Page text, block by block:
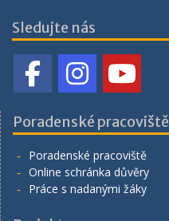
Sledujte nás
Poradenské pracoviště
Poradenské pracoviště
Online schránka důvěry
Práce s nadanými žáky